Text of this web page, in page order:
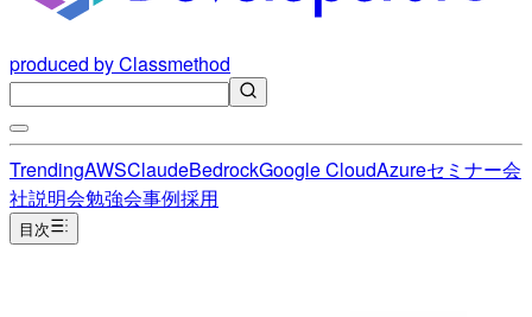
produced by Classmethod
TrendingAWSClaudeBedrockGoogle CloudAzureセミナー会
社説明会勉強会事例採用
目次